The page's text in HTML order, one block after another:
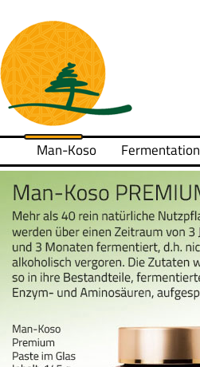
Man-Koso Fermentation